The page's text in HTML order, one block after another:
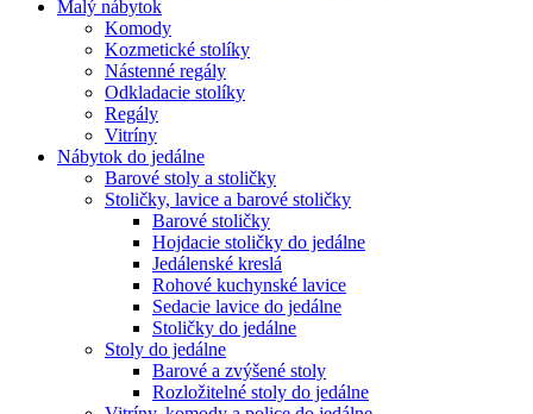
Malý nábytok
Komody
Kozmetické stolíky
Nástenné regály
Odkladacie stolíky
Regály
Vitríny
Nábytok do jedálne
Barové stoly a stoličky
Stoličky, lavice a barové stoličky
Barové stoličky
Hojdacie stoličky do jedálne
Jedálenské kreslá
Rohové kuchynské lavice
Sedacie lavice do jedálne
Stoličky do jedálne
Stoly do jedálne
Barové a zvýšené stoly
Rozložitelné stoly do jedálne